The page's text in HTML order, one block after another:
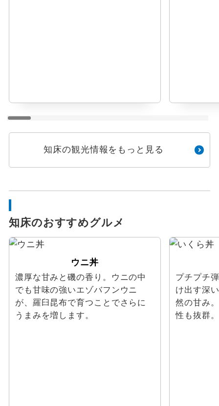
知床の観光情報をもっと見る
知床のおすすめグルメ
ウニ丼
濃厚な甘みと磯の香り。ウニの中
でも甘味の強いエゾバフンウニ
が、羅臼昆布で育つことでさらに
うまみを増します。
プチプチ
け出す深
然の甘み
性も抜群。